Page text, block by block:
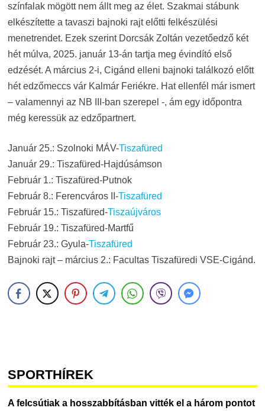
színfalak mögött nem állt meg az élet. Szakmai stábunk
elkészítette a tavaszi bajnoki rajt előtti felkészülési
menetrendet. Ezek szerint Dorcsák Zoltán vezetőedző két
hét múlva, 2025. január 13-án tartja meg évindító első
edzését. A március 2-i, Cigánd elleni bajnoki találkozó előtt
hét edzőmeccs vár Kalmár Feriékre. Hat ellenfél már ismert
– valamennyi az NB III-ban szerepel -, ám egy időpontra
még keressük az edzőpartnert.
Január 25.: Szolnoki MÁV-Tiszafüred
Január 29.: Tiszafüred-Hajdúsámson
Február 1.: Tiszafüred-Putnok
Február 8.: Ferencváros II-Tiszafüred
Február 15.: Tiszafüred-Tiszaújváros
Február 19.: Tiszafüred-Martfű
Február 23.: Gyula-Tiszafüred
Bajnoki rajt – március 2.: Facultas Tiszafüredi VSE-Cigánd.
SPORTHÍREK
A felcsútiak a hosszabbításban vitték el a három pontot